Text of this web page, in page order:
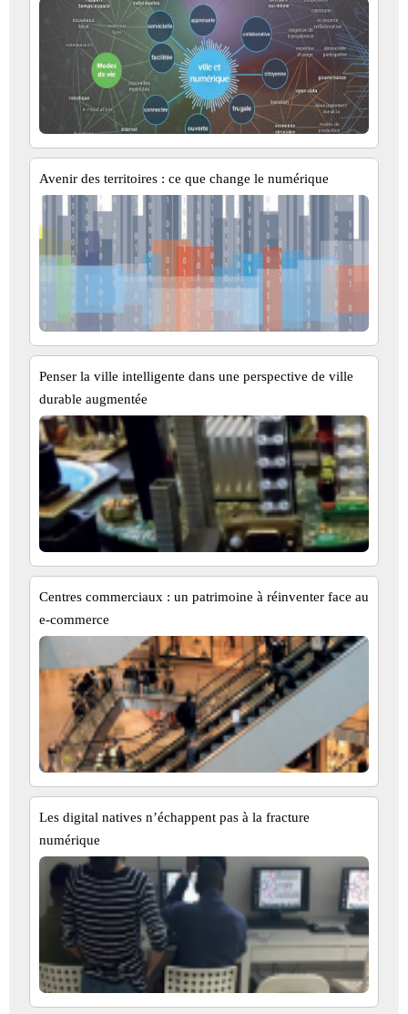
Avenir des territoires : ce que change le numérique
Penser la ville intelligente dans une perspective de ville
durable augmentée
Centres commerciaux : un patrimoine à réinventer face au
e-commerce
Les digital natives n’échappent pas à la fracture
numérique